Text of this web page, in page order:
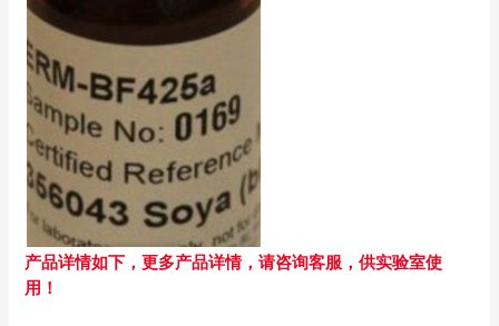
产品详情如下，更多产品详情，请咨询客服，供实验室使
用！